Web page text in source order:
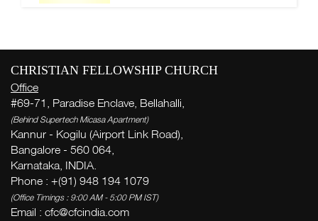
CHRISTIAN FELLOWSHIP CHURCH
Office
#69-71, Paradise Enclave, Bellahalli,
(Behind Supertech Micasa Apartment)
Kannur - Kogilu (Airport Link Road),
Bangalore - 560 064,
Karnataka, INDIA.
Phone : +(91) 948 194 1079
(Office Timings : 9:00 AM - 5:00 PM IST)
Email : cfc@cfcindia.com